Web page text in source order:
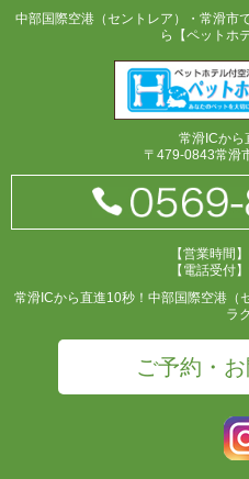
中部国際空港（セントレア）・常滑市
ら【ペットホ
常滑ICから
〒479-0843常滑
【営業時間
【電話受付
常滑ICから直進10秒！中部国際空港（
ラ
ご予約・